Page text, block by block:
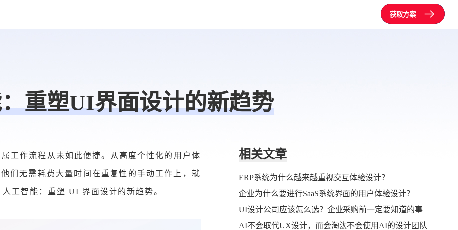
获取方案
重塑UI界面设计的新趋势
工作流程从未如此便捷。从高度个性化的用户体
们无需耗费大量时间在重复性的手动工作上，就
工智能：重塑 UI 界面设计的新趋势。
相关文章
ERP系统为什么越来越重视交互体验设计？
企业为什么要进行SaaS系统界面的用户体验设计？
UI设计公司应该怎么选？企业采购前一定要知道的事
AI不会取代UX设计，而会淘汰不会使用AI的设计团队